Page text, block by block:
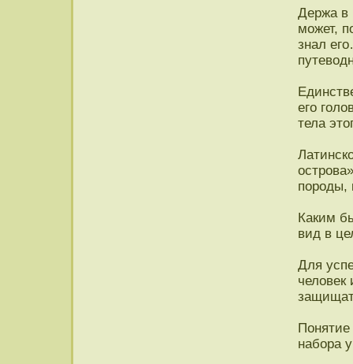
Держа в
может,
знал
его
тела
породы,
Каким
вид в
Для
Понятие
набора